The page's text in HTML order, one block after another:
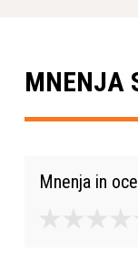
MNENJA
Mnenja in